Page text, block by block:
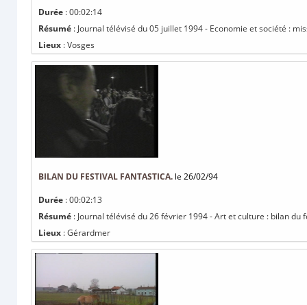
Durée : 00:02:14
Résumé : Journal télévisé du 05 juillet 1994 - Economie et société :
Lieux : Vosges
BILAN DU FESTIVAL FANTASTICA. le 26/02/94
Durée : 00:02:13
Résumé : Journal télévisé du 26 février 1994 - Art et culture : bilan du
Lieux : Gérardmer